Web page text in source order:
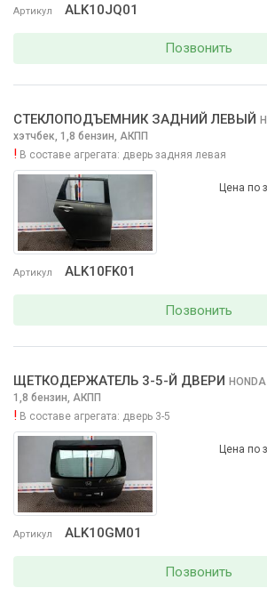
Артикул ALK10JQ01
Позвонить
Артикул ALK10FK01
СТЕКЛОПОДЪЕМНИК ЗАДНИЙ ЛЕВЫЙ
хэтчбек, 1,8 бензин, АКПП
! В составе агрегата: дверь задняя левая
Цена по
Позвонить
Артикул ALK10GM01
ЩЕТКОДЕРЖАТЕЛЬ 3-5-Й ДВЕРИ
1,8 бензин, АКПП
! В составе агрегата: дверь 3-5
Цена по
Позвонить